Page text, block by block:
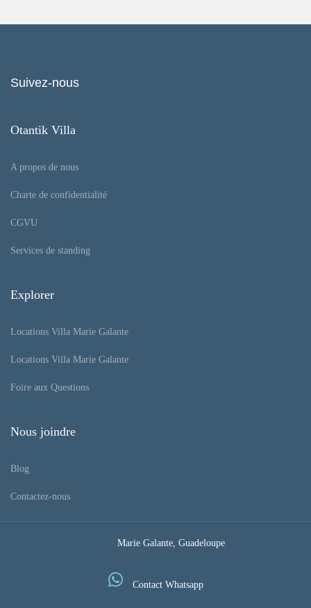
Suivez-nous
Otantik Villa
A propos de nous
Charte de confidentialité
CGVU
Services de standing
Explorer
Locations Villa Marie Galante
Locations Villa Marie Galante
Foire aux Questions
Nous joindre
Blog
Contactez-nous
Marie Galante, Guadeloupe
Contact Whatsapp